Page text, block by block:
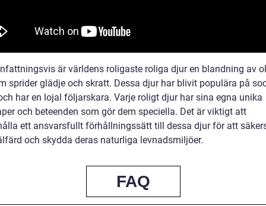
är världens roligaste roliga djur en blandning av
sprider glädje och skratt. Dessa djur har blivit populära på
har en lojal följarskara. Varje roligt djur har sina egna unika
och beteenden som gör dem speciella. Det är viktigt att
ett ansvarsfullt förhållningssätt till dessa djur för att
och skydda deras naturliga levnadsmiljöer.
FAQ